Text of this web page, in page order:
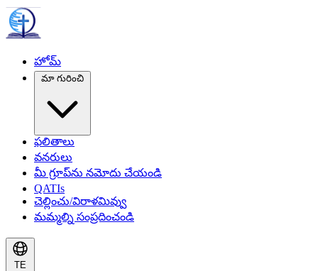
హోమ్
మా గురించి
ఫలితాలు
వనరులు
మీ గ్రూప్‌ను నమోదు చేయండి
QATIs
చెల్లించు/విరాళమివ్వు
మమ్మల్ని సంప్రదించండి
TE